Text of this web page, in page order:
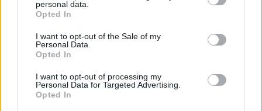
grant or deny consent to Google and its third-party tags to
use your data for below specified purposes in below Google
consent section.
personal data.
Opted In
I want to opt-out of the Sale of my
Personal Data.
Opted In
I want to opt-out of processing my
Personal Data for Targeted Advertising.
Opted In